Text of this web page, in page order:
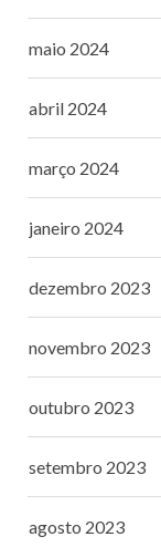
maio 2024
abril 2024
março 2024
janeiro 2024
dezembro 2023
novembro 2023
outubro 2023
setembro 2023
agosto 2023